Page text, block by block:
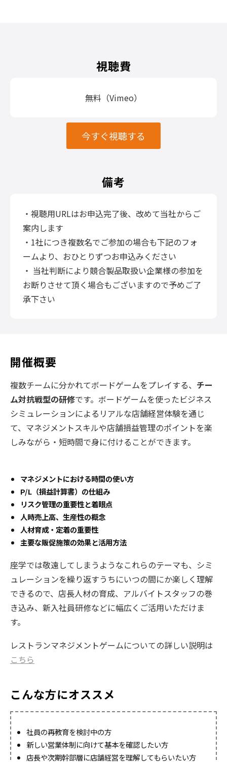
開催概要
複数チームに分かれてボードゲームをプレイする、 チー
ム対抗戦型の研修です。ボードゲームを使ったビジネス
シミュレーションによるリアルな店舗経営体験を通じ
て、マネジメントスキルや店舗損益管理のポイントを楽
しみながら・短時間で身に付けることができます。
マネジメントにおける時間の使い方
P/L（損益計算書）の仕組み
リスク管理の重要性と着眼点
人時売上高、生産性の概念
人材育成・定着の重要性
主要な販促施策の効果と活用方法
座学では敬遠してしまうようなこれらのテーマも、シミ
ュレーションを繰り返すうちにいつの間にか楽しく理解
できるので、店長人材の育成、アルバイトスタッフの巻
き込み、新入社員研修などに幅広くご活用いただけま
す。
レストランマネジメントゲームについての詳しい説明は
こちら
こんな方にオススメ
社員の再教育を検討中の方
新しい営業体制に向けて基本を確認したい方
店長や次期幹部層に店舗経営を理解してもらいたい方
視聴費
無料（Vimeo）
今すぐ視聴する
備考
・視聴用URLはお申込完了後、改めて当社からご
案内します
・1社につき複数名でご参加の場合も下記のフォ
ームより、おひとりずつお申込みください
・ 当社判断により競合製品取扱い企業様の参加を
お断りさせて頂く場合もございますので予めご了
承下さい